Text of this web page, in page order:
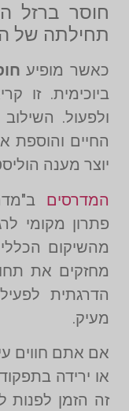
חוסר ברזל
תחילתה של
כאשר מופיע
ביוכימית. זו
ולפעול. השילוב
החיים והוספת
יוצר מענה
המדרסים
פתרון מקומי
מהשיקום
מחזקים את
הדרגתית
מעיק.
אם אתם חווים
או ירידה
זה הזמן לפנות